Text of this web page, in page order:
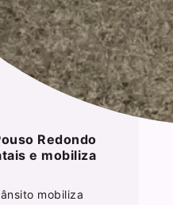
Redondo
e mobiliza
mobiliza